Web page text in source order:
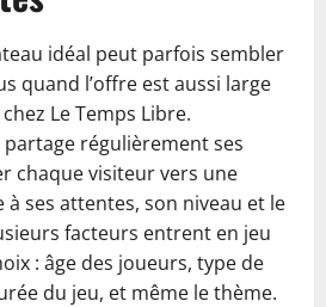
idéal peut parfois sembler
quand l’offre est aussi large
Le Temps Libre.
régulièrement ses
chaque visiteur vers une
à ses attentes, son niveau et le
facteurs entrent en jeu
: âge des joueurs, type de
du jeu, et même le thème.